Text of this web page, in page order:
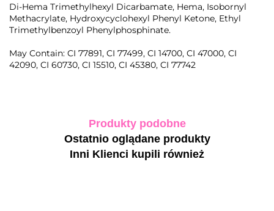
Di-Hema Trimethylhexyl Dicarbamate, Hema, Isobornyl
Methacrylate, Hydroxycyclohexyl Phenyl Ketone, Ethyl
Trimethylbenzoyl Phenylphosphinate.
May Contain: CI 77891, CI 77499, CI 14700, CI 47000, CI
42090, CI 60730, CI 15510, CI 45380, CI 77742
Produkty podobne
Ostatnio oglądane produkty
Inni Klienci kupili również